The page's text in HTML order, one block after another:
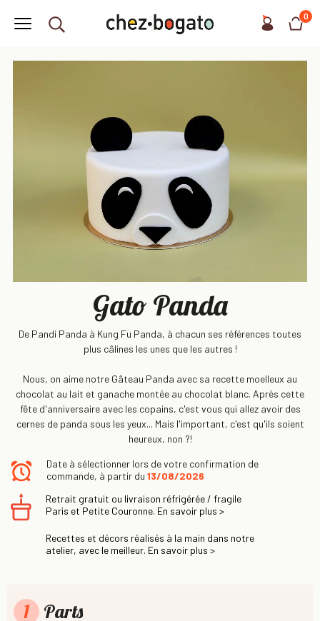
0
Gato Panda
De Pandi Panda à Kung Fu Panda, à chacun ses références toutes
plus câlines les unes que les autres !
Nous, on aime notre Gâteau Panda avec sa recette moelleux au
chocolat au lait et ganache montée au chocolat blanc. Après cette
fête d'anniversaire avec les copains, c'est vous qui allez avoir des
cernes de panda sous les yeux... Mais l'important, c'est qu'ils soient
heureux, non ?!
Date à sélectionner lors de votre confirmation de
commande, à partir du 13/08/2026
Retrait gratuit ou livraison réfrigérée / fragile
Paris et Petite Couronne. En savoir plus >
Recettes et décors réalisés à la main dans notre
atelier, avec le meilleur. En savoir plus >
1 Parts